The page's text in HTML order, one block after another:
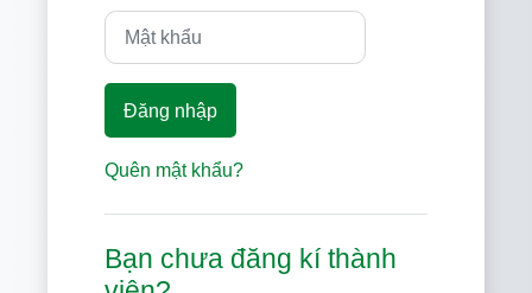
Mật khẩu
Đăng nhập
Quên mật khẩu?
Bạn chưa đăng kí thành